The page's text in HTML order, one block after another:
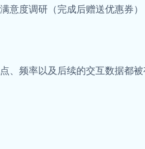
意度调研（完成后赠送优惠券
、频率以及后续的交互数据都